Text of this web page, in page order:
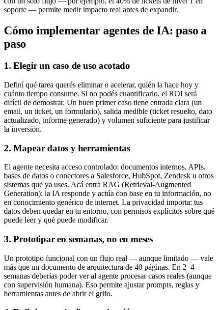
soporte — permite medir impacto real antes de expandir.
Cómo implementar agentes de IA: paso a
paso
1. Elegir un caso de uso acotado
Definí qué tarea querés eliminar o acelerar, quién la hace hoy y
cuánto tiempo consume. Si no podés cuantificarlo, el ROI será
difícil de demostrar. Un buen primer caso tiene entrada clara (un
email, un ticket, un formulario), salida medible (ticket resuelto, dato
actualizado, informe generado) y volumen suficiente para justificar
la inversión.
2. Mapear datos y herramientas
El agente necesita acceso controlado: documentos internos, APIs,
bases de datos o conectores a Salesforce, HubSpot, Zendesk u otros
sistemas que ya uses. Acá entra RAG (Retrieval-Augmented
Generation): la IA responde y actúa con base en tu información, no
en conocimiento genérico de internet. La privacidad importa: tus
datos deben quedar en tu entorno, con permisos explícitos sobre qué
puede leer y qué puede modificar.
3. Prototipar en semanas, no en meses
Un prototipo funcional con un flujo real — aunque limitado — vale
más que un documento de arquitectura de 40 páginas. En 2–4
semanas deberías poder ver al agente procesar casos reales (aunque
con supervisión humana). Eso permite ajustar prompts, reglas y
herramientas antes de abrir el grifo.